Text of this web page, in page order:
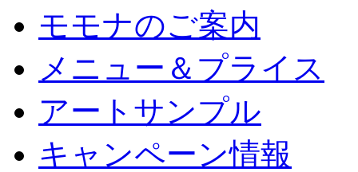
モモナのご案内
メニュー＆プライス
アートサンプル
キャンペーン情報